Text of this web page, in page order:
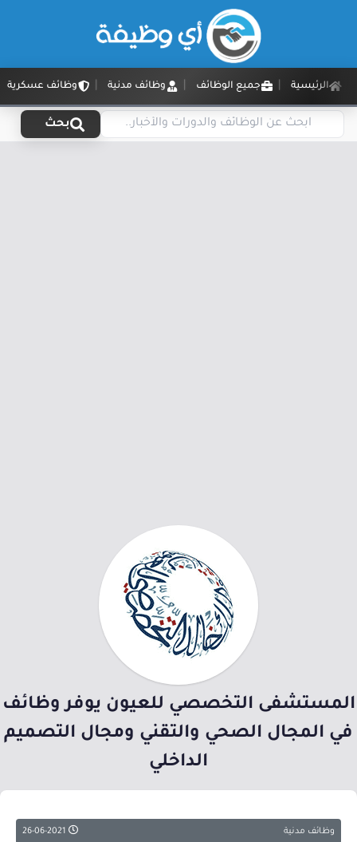
الرئيسية جميع الوظائف وظائف مدنية وظائف عسكرية
بحث
المستشفى التخصصي للعيون يوفر وظائف
في المجال الصحي والتقني ومجال التصميم
الداخلي
وظائف مدنية